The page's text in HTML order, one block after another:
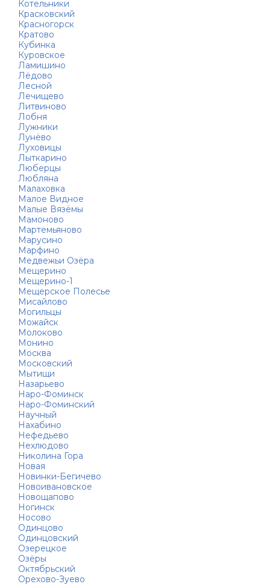
Котельники
Красковский
Красногорск
Кратово
Кубинка
Куровское
Ламишино
Лёдово
Лесной
Лечищево
Литвиново
Лобня
Лужники
Лунёво
Луховицы
Лыткарино
Люберцы
Любляна
Малаховка
Малое Видное
Малые Вязёмы
Мамоново
Мартемьяново
Марусино
Марфино
Медвежьи Озёра
Мещерино
Мещерино-1
Мещерское Полесье
Мисайлово
Могильцы
Можайск
Молоково
Монино
Москва
Московский
Мытищи
Назарьево
Наро-Фоминск
Наро-Фоминский
Научный
Нахабино
Нефедьево
Нехлюдово
Николина Гора
Новая
Новинки-Бегичево
Новоивановское
Новощапово
Ногинск
Носово
Одинцово
Одинцовский
Озерецкое
Озёры
Октябрьский
Орехово-Зуево